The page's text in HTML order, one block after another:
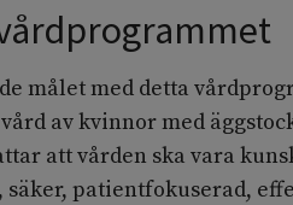
målet med detta
av kvinnor med
att vården ska vara
säker, patientfokuserad,